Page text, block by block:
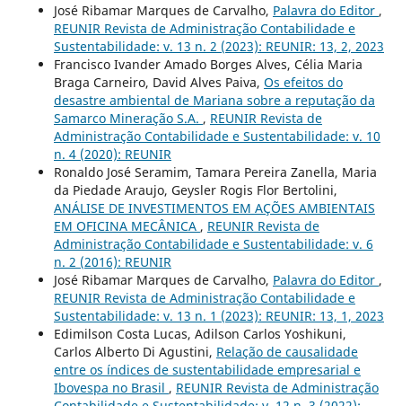
José Ribamar Marques de Carvalho, Palavra do Editor ,
REUNIR Revista de Administração Contabilidade e
Sustentabilidade: v. 13 n. 2 (2023): REUNIR: 13, 2, 2023
Francisco Ivander Amado Borges Alves, Célia Maria
Braga Carneiro, David Alves Paiva, Os efeitos do
desastre ambiental de Mariana sobre a reputação da
Samarco Mineração S.A. , REUNIR Revista de
Administração Contabilidade e Sustentabilidade: v. 10
n. 4 (2020): REUNIR
Ronaldo José Seramim, Tamara Pereira Zanella, Maria
da Piedade Araujo, Geysler Rogis Flor Bertolini,
ANÁLISE DE INVESTIMENTOS EM AÇÕES AMBIENTAIS
EM OFICINA MECÂNICA , REUNIR Revista de
Administração Contabilidade e Sustentabilidade: v. 6
n. 2 (2016): REUNIR
José Ribamar Marques de Carvalho, Palavra do Editor ,
REUNIR Revista de Administração Contabilidade e
Sustentabilidade: v. 13 n. 1 (2023): REUNIR: 13, 1, 2023
Edimilson Costa Lucas, Adilson Carlos Yoshikuni,
Carlos Alberto Di Agustini, Relação de causalidade
entre os índices de sustentabilidade empresarial e
Ibovespa no Brasil , REUNIR Revista de Administração